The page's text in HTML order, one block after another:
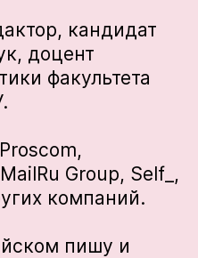
кандидат
доцент
факультета
Group, Self_,
компаний.
пишу и